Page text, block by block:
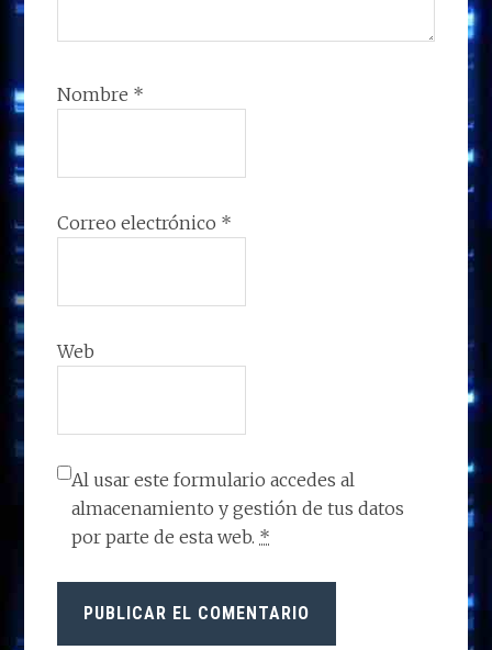
Nombre *
Correo electrónico *
Web
Al usar este formulario accedes al
almacenamiento y gestión de tus datos
por parte de esta web. *